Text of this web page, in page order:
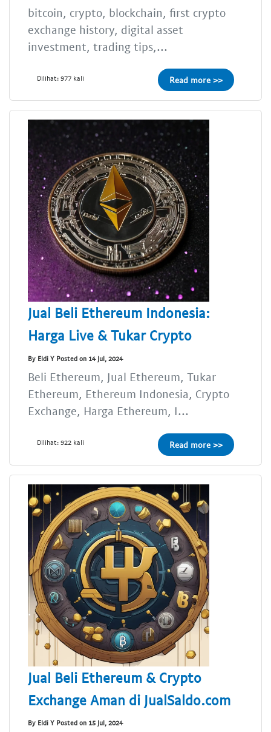
bitcoin, crypto, blockchain, first crypto
exchange history, digital asset
investment, trading tips,...
Dilihat: 977 kali Read more >>
Jual Beli Ethereum Indonesia:
Harga Live & Tukar Crypto
By Eldi Y Posted on 14 Jul, 2024
Beli Ethereum, Jual Ethereum, Tukar
Ethereum, Ethereum Indonesia, Crypto
Exchange, Harga Ethereum, I...
Dilihat: 922 kali Read more >>
Jual Beli Ethereum & Crypto
Exchange Aman di JualSaldo.com
By Eldi Y Posted on 15 Jul, 2024